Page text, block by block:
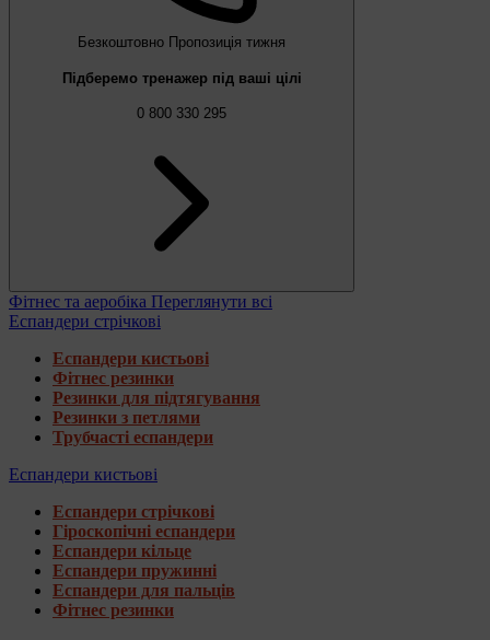
Безкоштовно Пропозиція тижня
Підберемо тренажер під ваші цілі
0 800 330 295
Фітнес та аеробіка Переглянути всі
Еспандери стрічкові
Еспандери кистьові
Фітнес резинки
Резинки для підтягування
Резинки з петлями
Трубчасті еспандери
Еспандери кистьові
Еспандери стрічкові
Гіроскопічні еспандери
Еспандери кільце
Еспандери пружинні
Еспандери для пальців
Фітнес резинки